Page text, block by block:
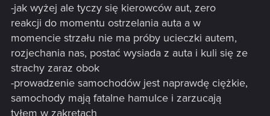
-jak wyżej ale tyczy się kierowców aut, zero
reakcji do momentu ostrzelania auta a w
momencie strzału nie ma próby ucieczki autem,
rozjechania nas, postać wysiada z auta i kuli się ze
strachy zaraz obok
-prowadzenie samochodów jest naprawdę ciężkie,
samochody mają fatalne hamulce i zarzucają
tyłem w zakrętach